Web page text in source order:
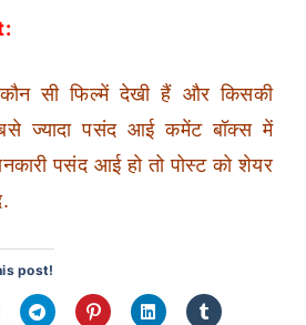
सी फिल्में देखी हैं और किसकी
ज्यादा पसंद आई कमेंट बॉक्स में
पसंद आई हो तो पोस्ट को शेयर
post!